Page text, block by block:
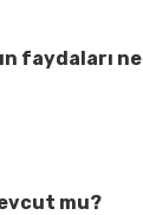
faydaları
mu?